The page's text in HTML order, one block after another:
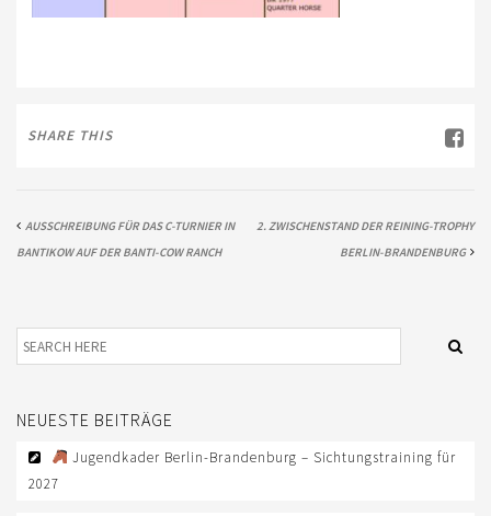
SHARE THIS
AUSSCHREIBUNG FÜR DAS C-TURNIER IN
BANTIKOW AUF DER BANTI-COW RANCH
2. ZWISCHENSTAND DER REINING-TROPHY
BERLIN-BRANDENBURG
NEUESTE BEITRÄGE
Jugendkader Berlin-Brandenburg – Sichtungstraining für
2027